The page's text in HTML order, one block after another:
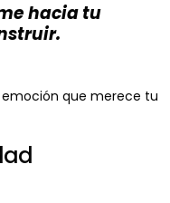
hacia tu
emoción que merece tu